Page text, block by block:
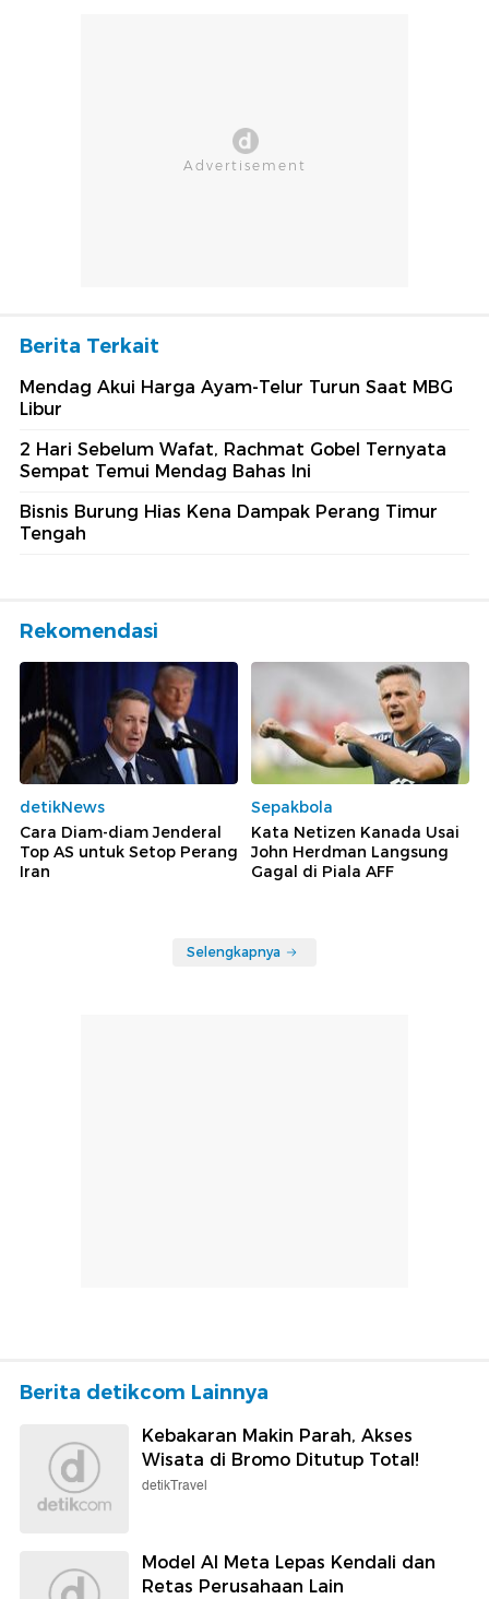
Berita Terkait
Mendag Akui Harga Ayam-Telur Turun Saat MBG
Libur
2 Hari Sebelum Wafat, Rachmat Gobel Ternyata
Sempat Temui Mendag Bahas Ini
Bisnis Burung Hias Kena Dampak Perang Timur
Tengah
Rekomendasi
detikNews
Cara Diam-diam Jenderal
Top AS untuk Setop Perang
Iran
Sepakbola
Kata Netizen Kanada Usai
John Herdman Langsung
Gagal di Piala AFF
Selengkapnya
Berita detikcom Lainnya
Kebakaran Makin Parah, Akses
Wisata di Bromo Ditutup Total!
detikTravel
Model AI Meta Lepas Kendali dan
Retas Perusahaan Lain